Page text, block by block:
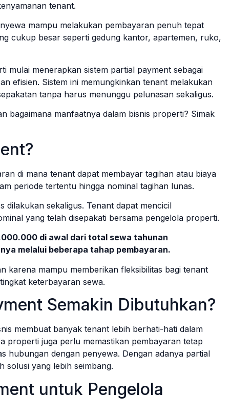
tenant.
mampu melakukan pembayaran penuh tepat
cukup besar seperti gedung kantor, apartemen, ruko,
mulai menerapkan sistem partial payment sebagai
efisien. Sistem ini memungkinkan tenant melakukan
tanpa harus menunggu pelunasan sekaligus.
bagaimana manfaatnya dalam bisnis properti? Simak
di mana tenant dapat membayar tagihan atau biaya
periode tertentu hingga nominal tagihan lunas.
dilakukan sekaligus. Tenant dapat mencicil
yang telah disepakati bersama pengelola properti.
di awal dari total sewa tahunan
melalui beberapa tahap pembayaran.
karena mampu memberikan fleksibilitas bagi tenant
keterbayaran sewa.
Semakin Dibutuhkan?
membuat banyak tenant lebih berhati-hati dalam
properti juga perlu memastikan pembayaran tetap
hubungan dengan penyewa. Dengan adanya partial
solusi yang lebih seimbang.
untuk Pengelola